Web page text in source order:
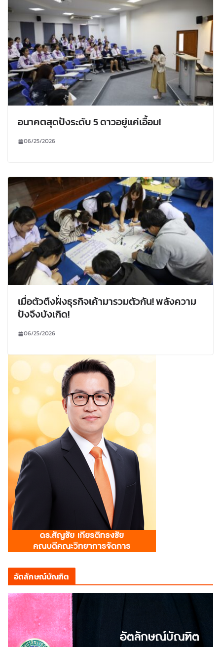
อนาคตสุดปังระดับ 5 ดาวอยู่แค่เอื้อม!
06/25/2026
เมื่อตัวตึงฝั่งธุรกิจเค้ามารวมตัวกัน! พลังความ
ปังจึงบังเกิด!
06/25/2026
อัตลักษณ์บัณฑิต